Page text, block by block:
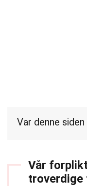
Var denne
Vår
troverdige